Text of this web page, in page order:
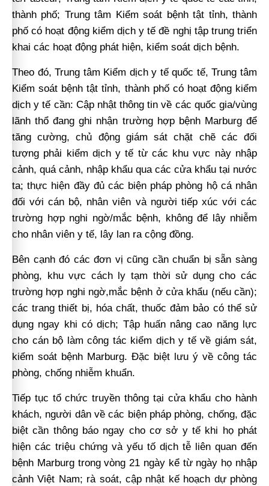
thành phố; Trung tâm Kiểm soát bệnh tật tỉnh, thành
phố có hoạt động kiểm dịch y tế đề nghị tập trung triển
khai các hoạt động phát hiện, kiểm soát dịch bệnh.
Theo đó, Trung tâm Kiểm dịch y tế quốc tế, Trung tâm
Kiểm soát bệnh tật tỉnh, thành phố có hoạt động kiểm
dịch y tế cần: Cập nhật thông tin về các quốc gia/vùng
lãnh thổ đang ghi nhận trường hợp bệnh Marburg để
tăng cường, chủ động giám sát chặt chẽ các đối
tượng phải kiểm dịch y tế từ các khu vực này nhập
cảnh, quá cảnh, nhập khẩu qua các cửa khẩu tại nước
ta; thực hiện đầy đủ các biện pháp phòng hộ cá nhân
đối với cán bộ, nhân viên và người tiếp xúc với các
trường hợp nghi ngờ/mắc bệnh, không để lây nhiễm
cho nhân viên y tế, lây lan ra cộng đồng.
Bên cạnh đó các đơn vị cũng cần chuẩn bị sẵn sàng
phòng, khu vực cách ly tạm thời sử dụng cho các
trường hợp nghi ngờ,mắc bệnh ở cửa khẩu (nếu cần);
các trang thiết bị, hóa chất, thuốc đảm bảo có thể sử
dụng ngay khi có dịch; Tập huấn nâng cao năng lực
cho cán bộ làm công tác kiểm dịch y tế về giám sát,
kiểm soát bệnh Marburg. Đặc biệt lưu ý về công tác
phòng, chống nhiễm khuẩn.
Tiếp tục tổ chức truyền thông tại cửa khẩu cho hành
khách, người dân về các biện pháp phòng, chống, đặc
biệt cần thông báo ngay cho cơ sở y tế khi họ phát
hiện các triệu chứng và yếu tố dịch tễ liên quan đến
bệnh Marburg trong vòng 21 ngày kể từ ngày họ nhập
cảnh Việt Nam; rà soát, cập nhật kế hoạch dự phòng